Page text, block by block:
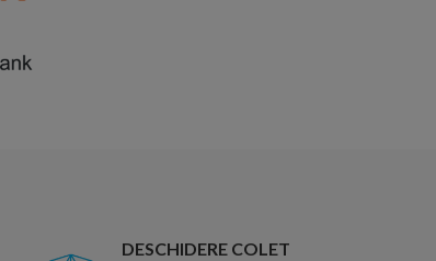
DESCHIDERE COLET